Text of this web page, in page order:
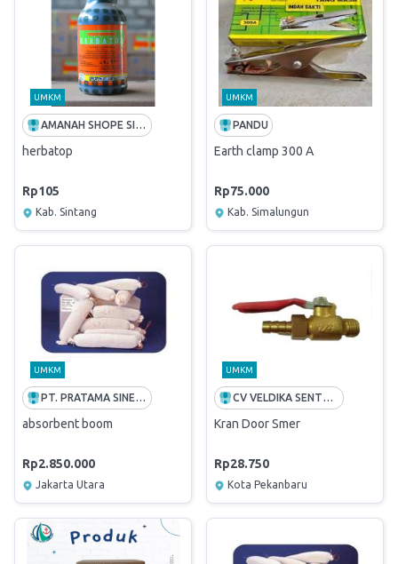
UMKM
AMANAH SHOPE SINTANG
herbatop
Rp105
Kab. Sintang
UMKM
PANDU
Earth clamp 300 A
Rp75.000
Kab. Simalungun
UMKM
PT. PRATAMA SINERGI MANDIRI
absorbent boom
Rp2.850.000
Jakarta Utara
UMKM
CV VELDIKA SENTOSA
Kran Door Smer
Rp28.750
Kota Pekanbaru